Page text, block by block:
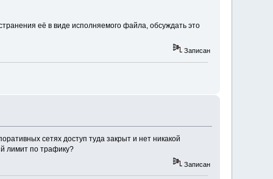
её в виде исполняемого файла, обсуждать это
Записан
сетях доступ туда закрыт и нет никакой
лимит по трафику?
Записан